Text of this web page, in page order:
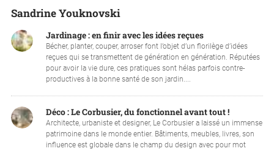
Sandrine Youknovski
Jardinage : en finir avec les idées reçues
Bécher, planter, couper, arroser font l’objet d’un florilège d’idées
reçues qui se transmettent de génération en génération. Réputées
pour avoir la vie dure, ces pratiques sont hélas parfois contre-
productives à la bonne santé de son jardin....
Déco : Le Corbusier, du fonctionnel avant tout !
Architecte, urbaniste et designer, Le Corbusier a laissé un immense
patrimoine dans le monde entier. Bâtiments, meubles, livres, son
influence est globale dans le champ du design avec pour mot